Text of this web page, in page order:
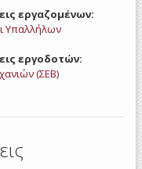
εργαζομένων:
Υπαλλήλων
εργοδοτών:
(ΣΕΒ)